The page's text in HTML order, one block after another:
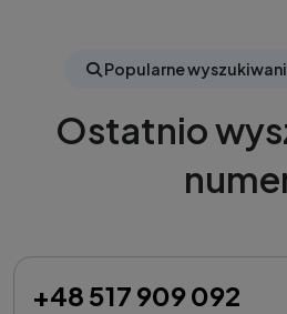
Popularne
Ostatnio
+48 517 909 092